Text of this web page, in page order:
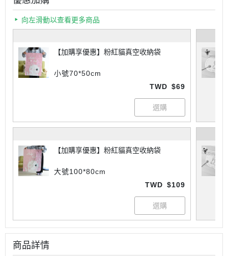
向左滑動以查看更多商品
【加購享優惠】粉紅貓真空收納袋
小號70*50cm
TWD $69
【加購享優惠】粉紅貓真空收納袋
大號100*80cm
TWD $109
商品詳情